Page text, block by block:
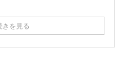
きを見る